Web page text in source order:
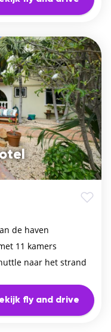
de haven
11 kamers
naar het strand
fly and drive